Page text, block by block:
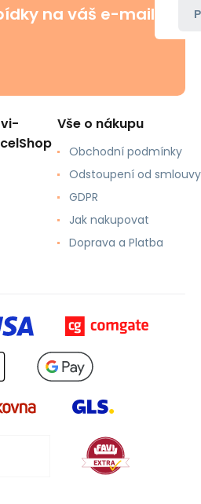
na váš e-mail
Vše o nákupu
Obchodní podmínky
Odstoupení od smlouvy
GDPR
Jak nakupovat
Doprava a Platba